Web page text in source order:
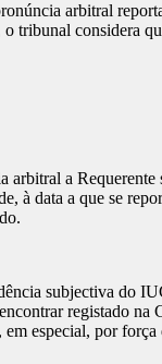
arbitral
tribunal considera
arbitral a
à data a que se
subjectiva do
registado na
especial, por